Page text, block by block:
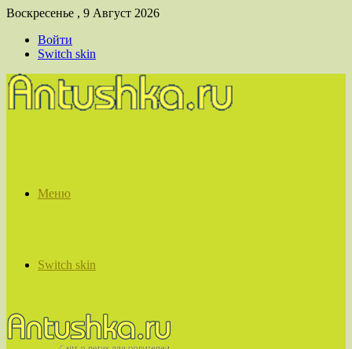
Воскресенье , 9 Август 2026
Войти
Switch skin
Меню
Switch skin